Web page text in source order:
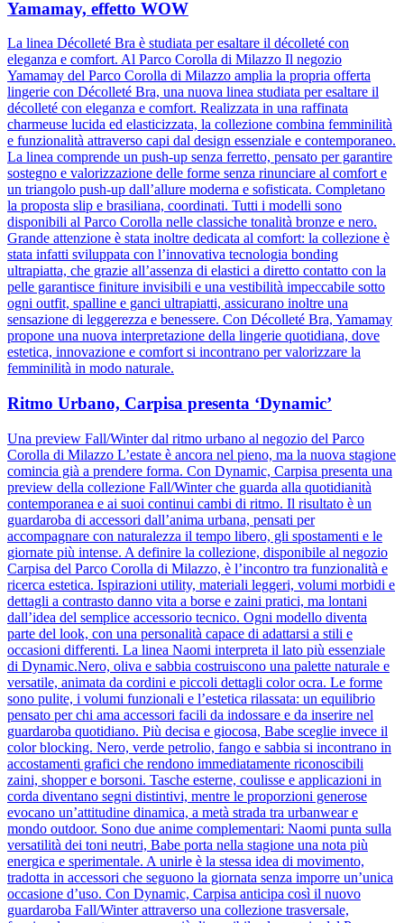
Yamamay, effetto WOW
La linea Décolleté Bra è studiata per esaltare il décolleté con
eleganza e comfort. Al Parco Corolla di Milazzo Il negozio
Yamamay del Parco Corolla di Milazzo amplia la propria offerta
lingerie con Décolleté Bra, una nuova linea studiata per esaltare il
décolleté con eleganza e comfort. Realizzata in una raffinata
charmeuse lucida ed elasticizzata, la collezione combina femminilità
e funzionalità attraverso capi dal design essenziale e contemporaneo.
La linea comprende un push-up senza ferretto, pensato per garantire
sostegno e valorizzazione delle forme senza rinunciare al comfort e
un triangolo push-up dall’allure moderna e sofisticata. Completano
la proposta slip e brasiliana, coordinati. Tutti i modelli sono
disponibili al Parco Corolla nelle classiche tonalità bronze e nero.
Grande attenzione è stata inoltre dedicata al comfort: la collezione è
stata infatti sviluppata con l’innovativa tecnologia bonding
ultrapiatta, che grazie all’assenza di elastici a diretto contatto con la
pelle garantisce finiture invisibili e una vestibilità impeccabile sotto
ogni outfit, spalline e ganci ultrapiatti, assicurano inoltre una
sensazione di leggerezza e benessere. Con Décolleté Bra, Yamamay
propone una nuova interpretazione della lingerie quotidiana, dove
estetica, innovazione e comfort si incontrano per valorizzare la
femminilità in modo naturale.
Ritmo Urbano, Carpisa presenta ‘Dynamic’
Una preview Fall/Winter dal ritmo urbano al negozio del Parco
Corolla di Milazzo L’estate è ancora nel pieno, ma la nuova stagione
comincia già a prendere forma. Con Dynamic, Carpisa presenta una
preview della collezione Fall/Winter che guarda alla quotidianità
contemporanea e ai suoi continui cambi di ritmo. Il risultato è un
guardaroba di accessori dall’anima urbana, pensati per
accompagnare con naturalezza il tempo libero, gli spostamenti e le
giornate più intense. A definire la collezione, disponibile al negozio
Carpisa del Parco Corolla di Milazzo, è l’incontro tra funzionalità e
ricerca estetica. Ispirazioni utility, materiali leggeri, volumi morbidi e
dettagli a contrasto danno vita a borse e zaini pratici, ma lontani
dall’idea del semplice accessorio tecnico. Ogni modello diventa
parte del look, con una personalità capace di adattarsi a stili e
occasioni differenti. La linea Naomi interpreta il lato più essenziale
di Dynamic.Nero, oliva e sabbia costruiscono una palette naturale e
versatile, animata da cordini e piccoli dettagli color ocra. Le forme
sono pulite, i volumi funzionali e l’estetica rilassata: un equilibrio
pensato per chi ama accessori facili da indossare e da inserire nel
guardaroba quotidiano. Più decisa e giocosa, Babe sceglie invece il
color blocking. Nero, verde petrolio, fango e sabbia si incontrano in
accostamenti grafici che rendono immediatamente riconoscibili
zaini, shopper e borsoni. Tasche esterne, coulisse e applicazioni in
corda diventano segni distintivi, mentre le proporzioni generose
evocano un’attitudine dinamica, a metà strada tra urbanwear e
mondo outdoor. Sono due anime complementari: Naomi punta sulla
versatilità dei toni neutri, Babe porta nella stagione una nota più
energica e sperimentale. A unirle è la stessa idea di movimento,
tradotta in accessori che seguono la giornata senza imporre un’unica
occasione d’uso. Con Dynamic, Carpisa anticipa così il nuovo
guardaroba Fall/Winter attraverso una collezione trasversale,